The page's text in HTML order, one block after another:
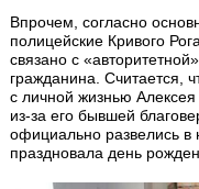
Впрочем, согласно
полицейские Кривого
связано с
гражданина. Считается,
с личной жизнью
из-за его бывшей
официально развелись в
праздновала день